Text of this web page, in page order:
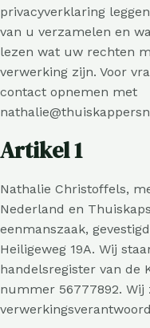
privacyverklaring
van u verzamelen en
lezen wat uw rechten
verwerking zijn. Voor
contact opnemen met
Artikel 1
Nathalie Christoffels,
Nederland en
eenmanszaak,
Heiligeweg 19A. Wij
handelsregister van de
nummer 56777892. Wij